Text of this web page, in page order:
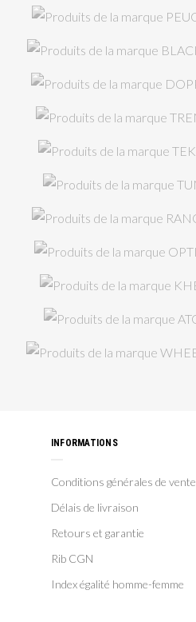
INFORMATIONS
Conditions générales de vente
Délais de livraison
Retours et garantie
Rib CGN
Index égalité homme-femme